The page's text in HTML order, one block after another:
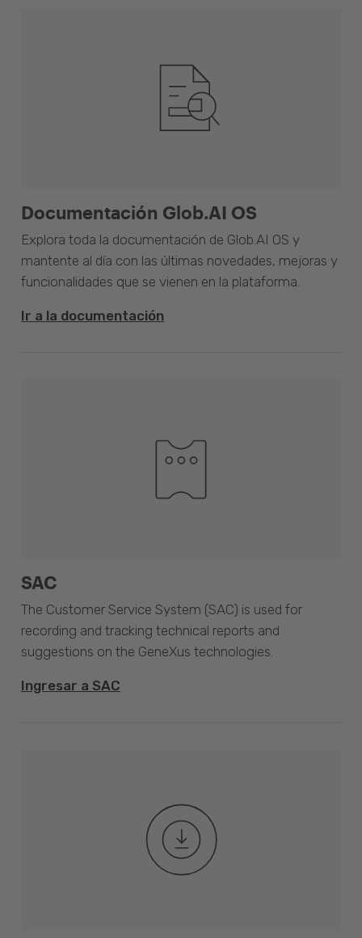
Documentación Glob.AI OS
Explora toda la documentación de Glob.AI OS y
mantente al día con las últimas novedades, mejoras y
funcionalidades que se vienen en la plataforma.
Ir a la documentación
SAC
The Customer Service System (SAC) is used for
recording and tracking technical reports and
suggestions on the GeneXus technologies.
Ingresar a SAC